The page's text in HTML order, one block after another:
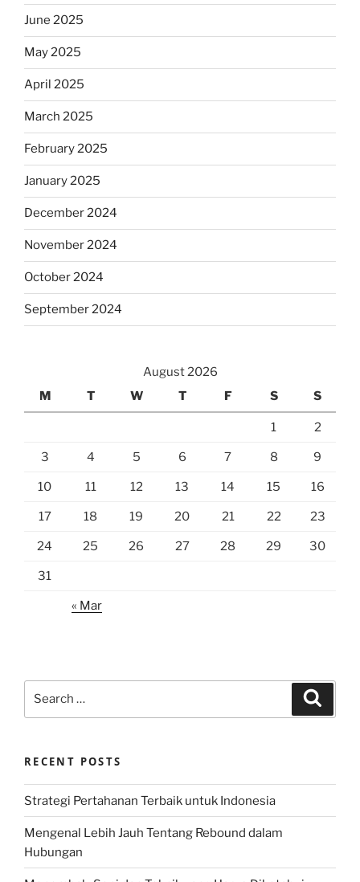
June 2025
May 2025
April 2025
March 2025
February 2025
January 2025
December 2024
November 2024
October 2024
September 2024
August 2026
M
T W T F S S
1 2
3 4 5 6 7 8 9
10 11 12 13 14 15 16
17 18 19 20 21 22 23
24 25 26 27 28 29 30
31
« Mar
RECENT POSTS
Strategi Pertahanan Terbaik untuk Indonesia
Mengenal Lebih Jauh Tentang Rebound dalam
Hubungan